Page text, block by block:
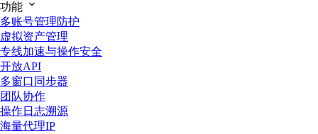
功能
多账号管理防护
虚拟资产管理
专线加速与操作安全
开放API
多窗口同步器
团队协作
操作日志溯源
海量代理IP